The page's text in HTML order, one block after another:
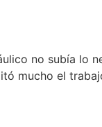
no subía lo
mucho el